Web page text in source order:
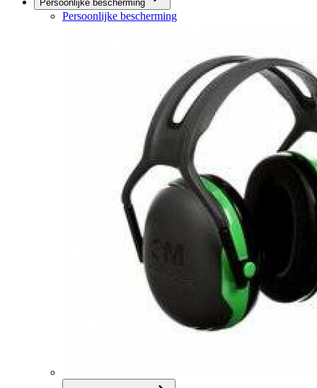
Persoonlijke bescherming
Persoonlijke bescherming